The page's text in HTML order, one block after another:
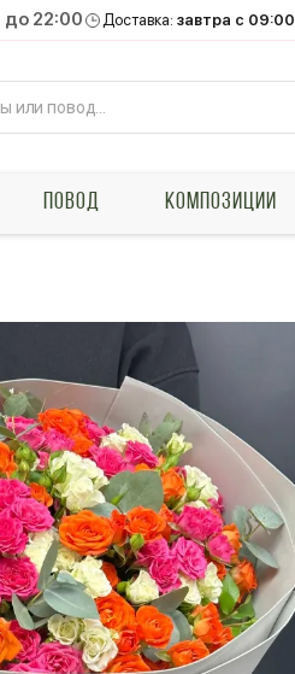
до 22:00 Доставка:завтра с 09:00
ПОВОД КОМПОЗИЦИИ